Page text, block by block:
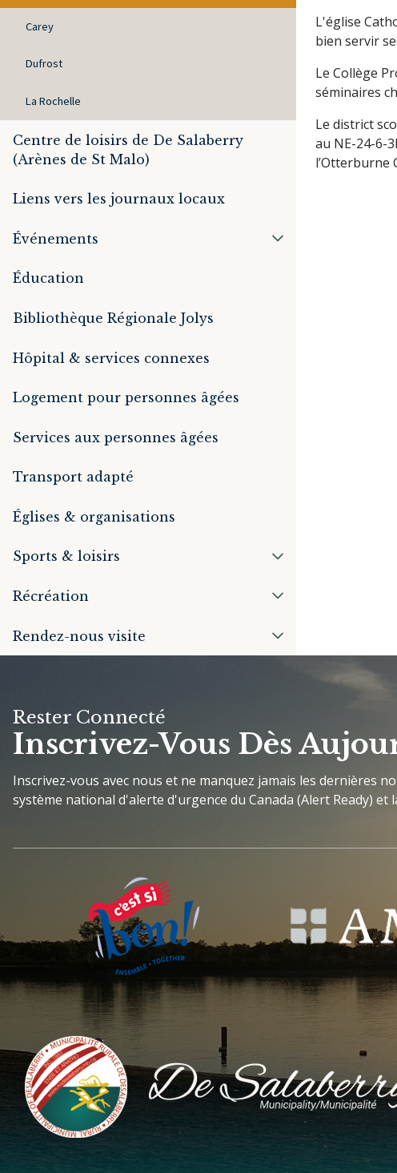
Carey
Dufrost
La Rochelle
Centre de loisirs de De Salaberry
(Arènes de St Malo)
Liens vers les journaux locaux
Événements
Éducation
Bibliothèque Régionale Jolys
Hôpital & services connexes
Logement pour personnes âgées
Services aux personnes âgées
Transport adapté
Églises & organisations
Sports & loisirs
Récréation
Rendez-nous visite
L'église
bien servir
Le Collège
séminaires
Le district
au NE-24-6-
l’Otterburne
Rester Connecté
Inscrivez-Vous Dès
Inscrivez-vous avec nous et ne manquez jamais les dernières
système national d'alerte d'urgence du Canada (Alert Ready)